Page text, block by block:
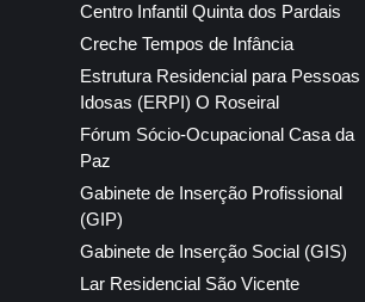
Centro Infantil Quinta dos Pardais
Creche Tempos de Infância
Estrutura Residencial para Pessoas
Idosas (ERPI) O Roseiral
Fórum Sócio-Ocupacional Casa da
Paz
Gabinete de Inserção Profissional
(GIP)
Gabinete de Inserção Social (GIS)
Lar Residencial São Vicente